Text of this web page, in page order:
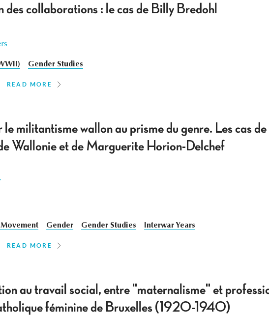
des collaborations : le cas de Billy Bredohl
Gender Studies
READ MORE
le militantisme wallon au prisme du genre. Les cas de
Wallonie et de Marguerite Horion-Delchef
Gender Gender Studies Interwar Years
READ MORE
au travail social, entre "maternalisme" et
féminine de Bruxelles (1920-1940)